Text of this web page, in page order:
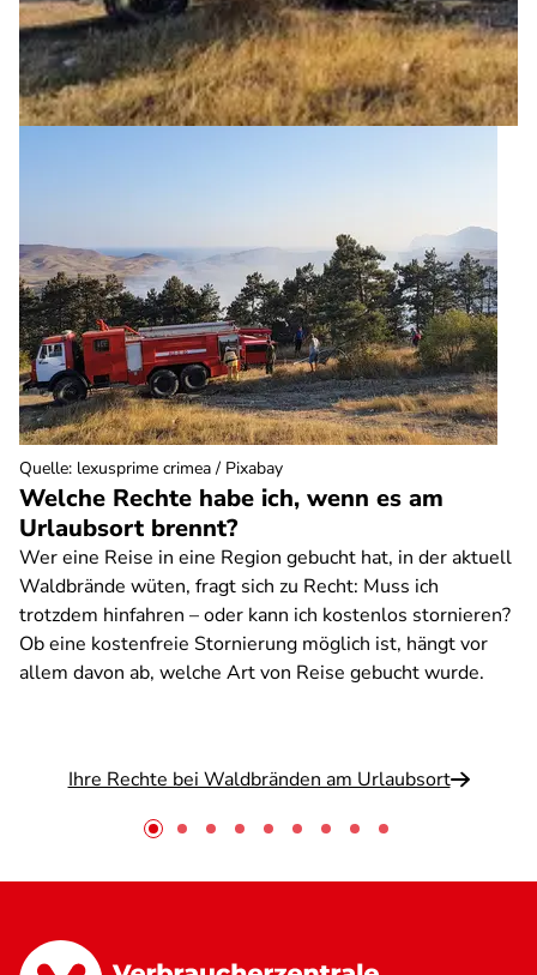
Welche Rechte habe ich, wenn es am
Urlaubsort brennt?
Wer eine Reise in eine Region gebucht hat, in der aktuell
Waldbrände wüten, fragt sich zu Recht: Muss ich
trotzdem hinfahren – oder kann ich kostenlos stornieren?
Ob eine kostenfreie Stornierung möglich ist, hängt vor
allem davon ab, welche Art von Reise gebucht wurde.
Ihre Rechte bei Waldbränden am Urlaubsort
Quelle: lexusprime crimea / Pixabay